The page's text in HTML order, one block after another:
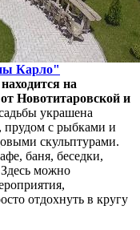
Карло"
на
Новотитаровской и
украшена
прудом с рыбками и
скульптурами.
баня, беседки,
можно
отдохнуть в кругу